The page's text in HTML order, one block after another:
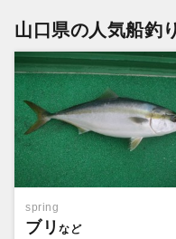
山口県の人気船釣
spring
ブリ